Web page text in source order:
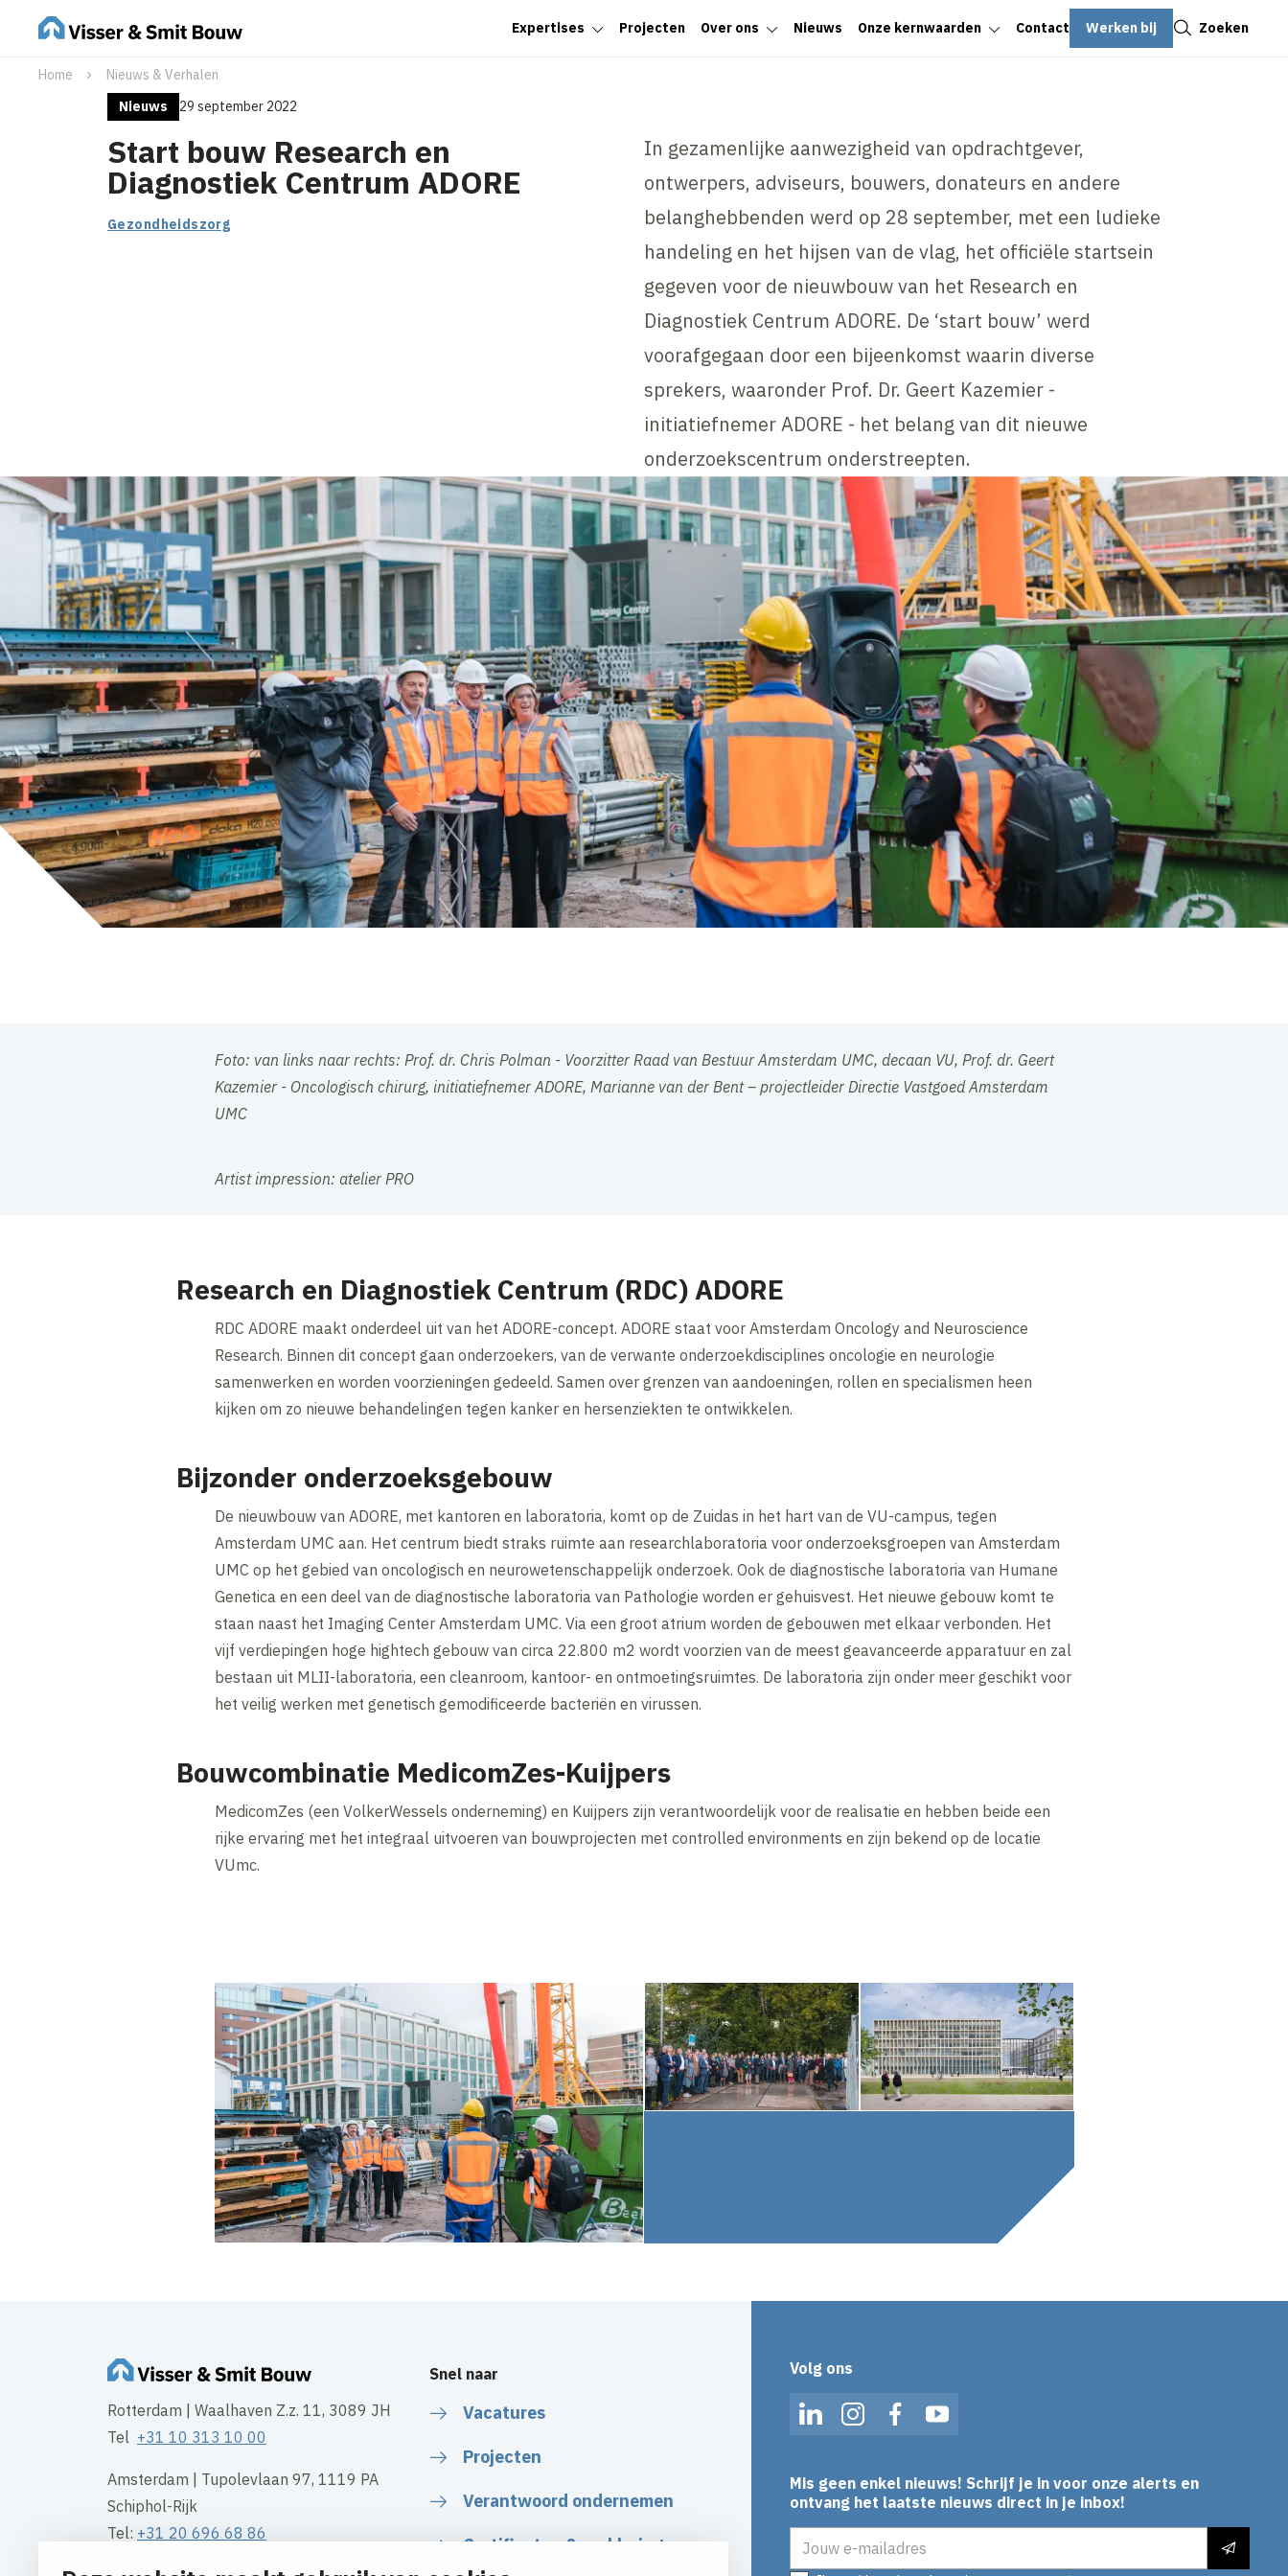
Expertises Projecten Over ons Nieuws Onze kernwaarden Contact Werken bij Zoeken
Home
Nieuws & Verhalen
Nieuws
29 september 2022
Start bouw Research en
Diagnostiek Centrum ADORE
Gezondheidszorg
In gezamenlijke aanwezigheid van opdrachtgever,
ontwerpers, adviseurs, bouwers, donateurs en andere
belanghebbenden werd op 28 september, met een ludieke
handeling en het hijsen van de vlag, het officiële startsein
gegeven voor de nieuwbouw van het Research en
Diagnostiek Centrum ADORE. De ‘start bouw’ werd
voorafgegaan door een bijeenkomst waarin diverse
sprekers, waaronder Prof. Dr. Geert Kazemier -
initiatiefnemer ADORE - het belang van dit nieuwe
onderzoekscentrum onderstreepten.
Foto: van links naar rechts: Prof. dr. Chris Polman - Voorzitter Raad van Bestuur Amsterdam UMC, decaan VU, Prof. dr. Geert
Kazemier - Oncologisch chirurg, initiatiefnemer ADORE, Marianne van der Bent – projectleider Directie Vastgoed Amsterdam
UMC
Artist impression: atelier PRO
Research en Diagnostiek Centrum (RDC) ADORE
RDC ADORE maakt onderdeel uit van het ADORE-concept. ADORE staat voor Amsterdam Oncology and Neuroscience
Research. Binnen dit concept gaan onderzoekers, van de verwante onderzoekdisciplines oncologie en neurologie
samenwerken en worden voorzieningen gedeeld. Samen over grenzen van aandoeningen, rollen en specialismen heen
kijken om zo nieuwe behandelingen tegen kanker en hersenziekten te ontwikkelen.
Bijzonder onderzoeksgebouw
De nieuwbouw van ADORE, met kantoren en laboratoria, komt op de Zuidas in het hart van de VU-campus, tegen
Amsterdam UMC aan. Het centrum biedt straks ruimte aan researchlaboratoria voor onderzoeksgroepen van Amsterdam
UMC op het gebied van oncologisch en neurowetenschappelijk onderzoek. Ook de diagnostische laboratoria van Humane
Genetica en een deel van de diagnostische laboratoria van Pathologie worden er gehuisvest. Het nieuwe gebouw komt te
staan naast het Imaging Center Amsterdam UMC. Via een groot atrium worden de gebouwen met elkaar verbonden. Het
vijf verdiepingen hoge hightech gebouw van circa 22.800 m2 wordt voorzien van de meest geavanceerde apparatuur en zal
bestaan uit MLII-laboratoria, een cleanroom, kantoor- en ontmoetingsruimtes. De laboratoria zijn onder meer geschikt voor
het veilig werken met genetisch gemodificeerde bacteriën en virussen.
Bouwcombinatie MedicomZes-Kuijpers
MedicomZes (een VolkerWessels onderneming) en Kuijpers zijn verantwoordelijk voor de realisatie en hebben beide een
rijke ervaring met het integraal uitvoeren van bouwprojecten met controlled environments en zijn bekend op de locatie
VUmc.
Rotterdam | Waalhaven Z.z. 11, 3089 JH
Tel +31 10 313 10 00
Amsterdam | Tupolevlaan 97, 1119 PA
Schiphol-Rijk
Tel: +31 20 696 68 86
Snel naar
Vacatures
Projecten
Verantwoord ondernemen
Certificaten & verklaringen
Volg ons
LinkedInInstagramFacebookYouTube
Mis geen enkel nieuws! Schrijf je in voor onze alerts en
ontvang het laatste nieuws direct in je inbox!
Sluiten